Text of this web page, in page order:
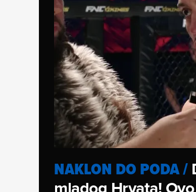
NAKLON DO PODA/